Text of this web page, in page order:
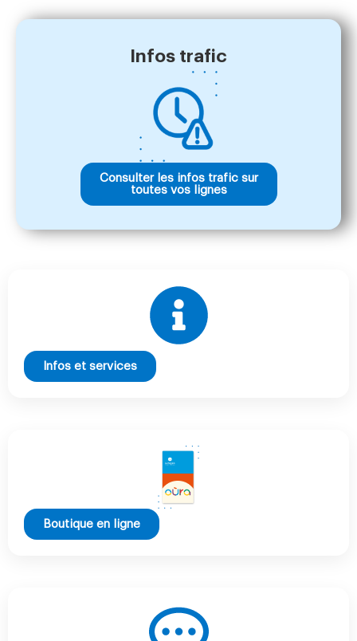
Infos trafic
Consulter les infos trafic sur
toutes vos lignes
Infos et services
Boutique en ligne